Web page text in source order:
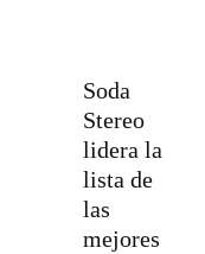
Soda
Stereo
lidera la
lista de
las
mejores